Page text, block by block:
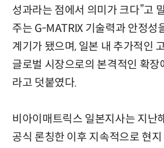
성과라는 점에서 의미가 크다”고
주는 G-MATRIX 기술력과 안정성
계기가 됐으며, 일본 내 추가적인
글로벌 시장으로의 본격적인 확장
라고 덧붙였다.
비아이매트릭스 일본지사는 지난
공식 론칭한 이후 지속적으로 현